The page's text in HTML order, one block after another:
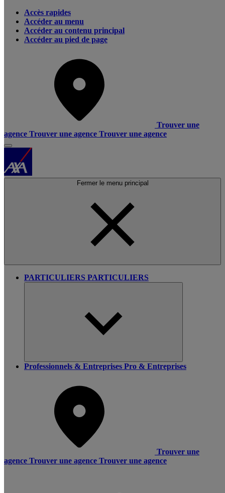
Accès rapides
Accéder au menu
Accéder au contenu principal
Accéder au pied de page
Trouver une
agence Trouver une agence Trouver une agence
Fermer le menu principal
PARTICULIERS PARTICULIERS
Professionnels & Entreprises Pro & Entreprises
Trouver une
agence Trouver une agence Trouver une agence